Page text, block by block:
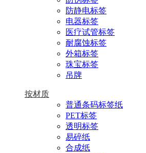
防静电标签
电器标签
医疗试管标签
耐腐蚀标签
外箱标签
珠宝标签
吊牌
按材质
普通条码标签纸
PET标签
透明标签
易碎纸
合成纸